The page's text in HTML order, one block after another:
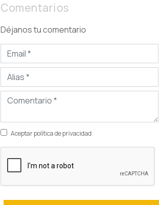
Comentarios
Déjanos tu comentario
Aceptar política de privacidad